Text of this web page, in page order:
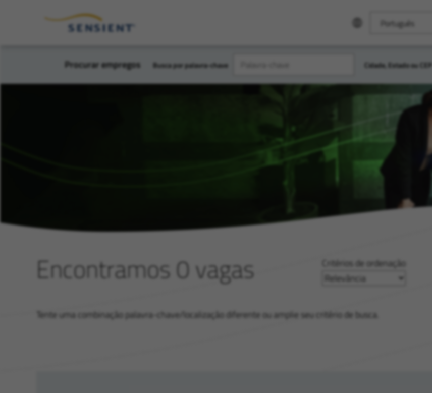
Português
Procurar empregos Busca por palavra-chave Cidade, Estado ou CEP
Critérios de ordenação
Encontramos 0 vagas
Tente uma combinação palavra-chave/localização diferente ou amplie seu critério de busca.